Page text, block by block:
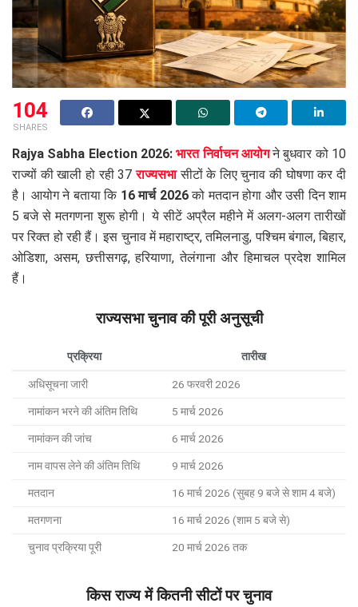
104
SHARES
Rajya Sabha Election 2026: भारत निर्वाचन आयोगने बुधवार को 10
राज्यों की खाली हो रही 37राज्यसभासीटों के लिए चुनाव की घोषणा कर दी
है। आयोग ने बताया कि 16 मार्च 2026को मतदान होगा और उसी दिन शाम
5 बजे से मतगणना शुरू होगी। ये सीटें अप्रैल महीने में अलग-अलग तारीखों
पर रिक्त हो रही हैं। इस चुनाव में महाराष्ट्र, तमिलनाडु, पश्चिम बंगाल, बिहार,
ओडिशा, असम, छत्तीसगढ़, हरियाणा, तेलंगाना और हिमाचल प्रदेश शामिल
हैं।
राज्यसभा चुनाव की पूरी अनुसूची
प्रक्रिया तारीख
अधिसूचना जारी 26 फरवरी 2026
नामांकन भरने की अंतिम तिथि 5 मार्च 2026
नामांकन की जांच 6 मार्च 2026
नाम वापस लेने की अंतिम तिथि 9 मार्च 2026
मतदान 16 मार्च 2026 (सुबह 9 बजे से शाम 4 बजे)
मतगणना 16 मार्च 2026 (शाम 5 बजे से)
चुनाव प्रक्रिया पूरी 20 मार्च 2026 तक
किस राज्य में कितनी सीटों पर चुनाव